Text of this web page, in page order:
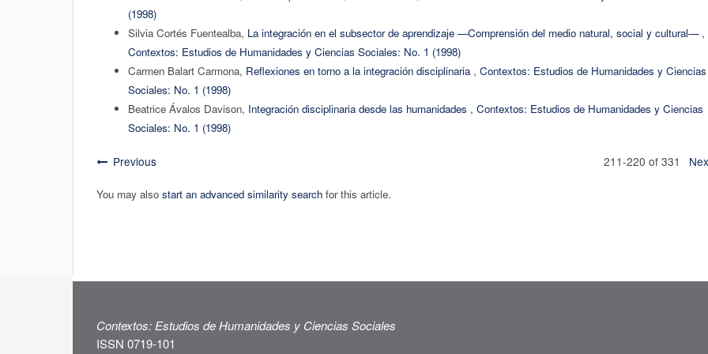
(1998)
Silvia Cortés Fuentealba, La integración en el subsector de aprendizaje —Comprensión del medio natural, social y cultural— ,
Contextos: Estudios de Humanidades y Ciencias Sociales: No. 1 (1998)
Carmen Balart Carmona, Reflexiones en torno a la integración disciplinaria , Contextos: Estudios de Humanidades y Ciencias
Sociales: No. 1 (1998)
Beatrice Ávalos Davison, Integración disciplinaria desde las humanidades , Contextos: Estudios de Humanidades y Ciencias
Sociales: No. 1 (1998)
Previous 211-220 of 331
You may also start an advanced similarity search for this article.
Contextos: Estudios de Humanidades y Ciencias Sociales
ISSN 0719-101